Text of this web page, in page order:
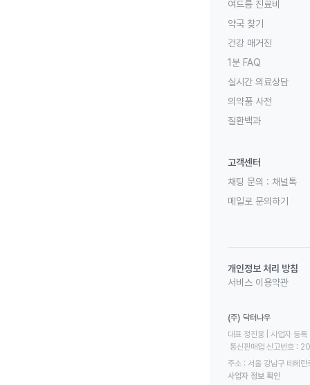
여드름 진료비
약국 찾기
건강 매거진
1분 FAQ
실시간 의료상담
의약품 사전
질환백과
고객센터
채팅 문의 : 채널톡
메일로 문의하기
개인정보 처리 방침
서비스 이용약관
(주) 닥터나우
대표 정진웅 | 사업자
통신판매업 신고번호
주소 : 서울 강남구 테헤
사업자 정보 확인